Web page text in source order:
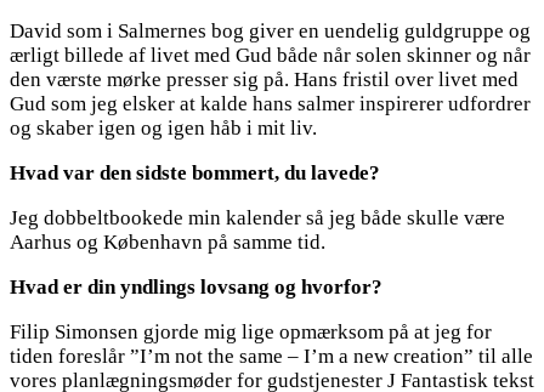
David som i Salmernes bog giver en uendelig guldgruppe og
ærligt billede af livet med Gud både når solen skinner og når
den værste mørke presser sig på. Hans fristil over livet med
Gud som jeg elsker at kalde hans salmer inspirerer udfordrer
og skaber igen og igen håb i mit liv.
Hvad var den sidste bommert, du lavede?
Jeg dobbeltbookede min kalender så jeg både skulle være
Aarhus og København på samme tid.
Hvad er din yndlings lovsang og hvorfor?
Filip Simonsen gjorde mig lige opmærksom på at jeg for
tiden foreslår ”I’m not the same – I’m a new creation” til alle
vores planlægningsmøder for gudstjenester J Fantastisk tekst